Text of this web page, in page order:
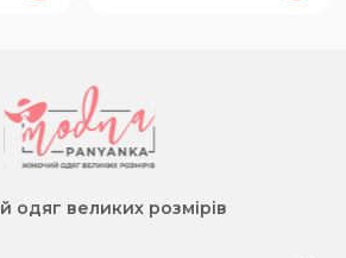
одяг великих розмірів